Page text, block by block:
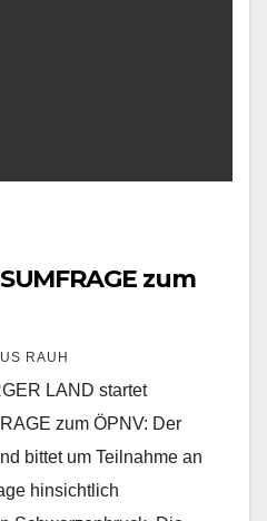
zum
RAUH
LAND startet
zum ÖPNV: Der
bittet um Teilnahme an
hinsichtlich